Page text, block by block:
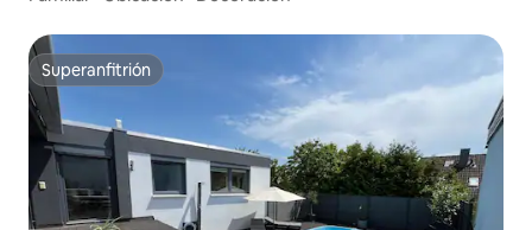
Superanfitrión
Superanfitrión